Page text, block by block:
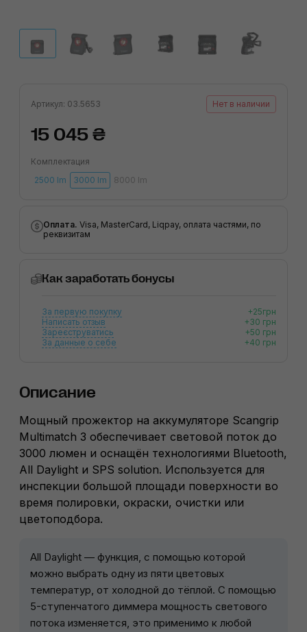
Артикул: 03.5653 Нет в наличии
15 045 ₴
Комплектация
2500 lm
3000 lm 8000 lm
Оплата. Visa, MasterCard, Liqpay, оплата частями, по
реквизитам
Как заработать бонусы
За первую покупку
+25грн
Написать отзыв
+30 грн
Зареєструватись
+50 грн
За данные о себе
+40 грн
Описание
Мощный прожектор на аккумуляторе Scangrip
Multimatch 3 обеспечивает световой поток до
3000 люмен и оснащён технологиями Bluetooth,
All Daylight и SPS solution. Используется для
инспекции большой площади поверхности во
время полировки, окраски, очистки или
цветоподбора.
All Daylight — функция, с помощью которой
можно выбрать одну из пяти цветовых
температур, от холодной до тёплой. С помощью
5-ступенчатого диммера мощность светового
потока изменяется, это применимо к любой